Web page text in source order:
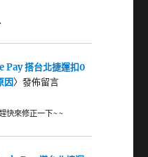
Pay 搭台北捷運扣0
因〉發佈留言
快來修正一下~~